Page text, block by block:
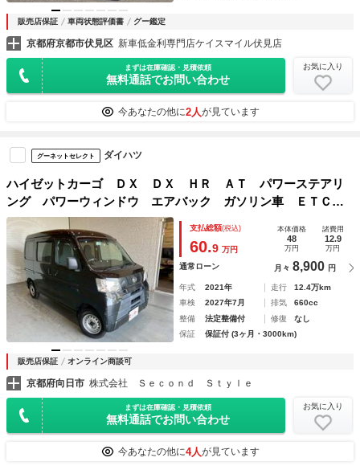
販売店保証 車両状態評価書 グー鑑定
京都府京都市伏見区 新車低金利専門店ケイスマイル伏見店
まずは在庫確認・見積依頼
無料通話でお問い合わせ
お気に入り
今あなたの他に2人が見ています
グーネットセレクト ダイハツ
ハイゼットカーゴ ＤＸ ＤＸ ＨＲ ＡＴ パワーステアリ
ング パワーウィンドウ エアバック ガソリン車 ＥＴＣ
ドライブレコーダー
支払総額(税込)
60.9 万円
本体価格
48
万円
諸費用
12.9
万円
通常ローン 月々 8,900 円
年式 2021年 走行
12.4万km
車検
2027年7月 排気
660cc
整備
法定整備付 修復
なし
保証
保証付 (3ヶ月・3000km)
販売店保証 オンライン商談可
京都府向日市 株式会社 Ｓｅｃｏｎｄ Ｓｔｙｌｅ
まずは在庫確認・見積依頼
無料通話でお問い合わせ
お気に入り
今あなたの他に4人が見ています